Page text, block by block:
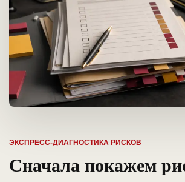
ЭКСПРЕСС-ДИАГНОСТИКА РИСКОВ
Сначала покажем